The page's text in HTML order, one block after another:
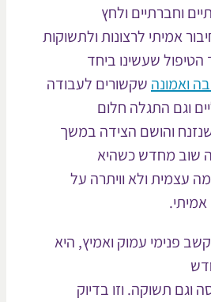
ולחץ
לרצונות ולתשוקות
שעשינו ביחד
שקשורים לעבודה
חלום
הצידה במשך
כשהיא
ולא וויתרה על
עמוק ואמיץ, היא
וזו בדיוק